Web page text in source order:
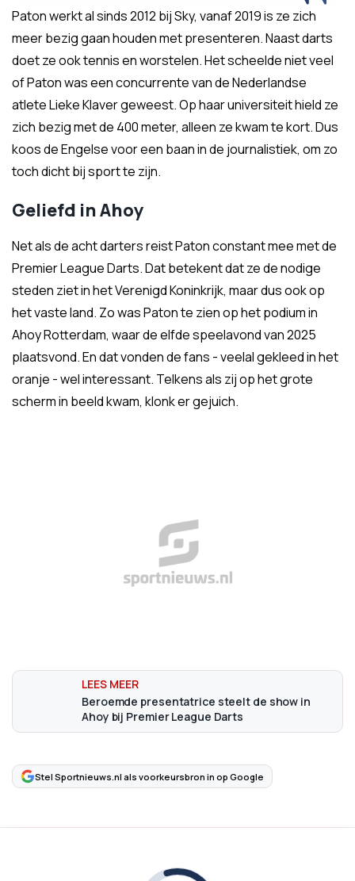
Paton werkt al sinds 2012 bij Sky, vanaf 2019 is ze zich
meer bezig gaan houden met presenteren. Naast darts
doet ze ook tennis en worstelen. Het scheelde niet veel
of Paton was een concurrente van de Nederlandse
atlete Lieke Klaver geweest. Op haar universiteit hield ze
zich bezig met de 400 meter, alleen ze kwam te kort. Dus
koos de Engelse voor een baan in de journalistiek, om zo
toch dicht bij sport te zijn.
Geliefd in Ahoy
Net als de acht darters reist Paton constant mee met de
Premier League Darts. Dat betekent dat ze de nodige
steden ziet in het Verenigd Koninkrijk, maar dus ook op
het vaste land. Zo was Paton te zien op het podium in
Ahoy Rotterdam, waar de elfde speelavond van 2025
plaatsvond. En dat vonden de fans - veelal gekleed in het
oranje - wel interessant. Telkens als zij op het grote
scherm in beeld kwam, klonk er gejuich.
Beroemde presentatrice steelt de show in
Ahoy bij Premier League Darts
Stel Sportnieuws.nl als voorkeursbron in op Google